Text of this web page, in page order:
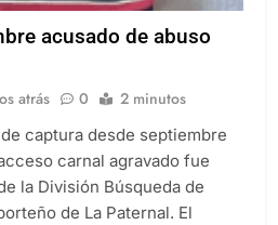
acusado de abuso
atrás 0 2 minutos
captura desde septiembre
carnal agravado fue
la División Búsqueda de
de La Paternal. El